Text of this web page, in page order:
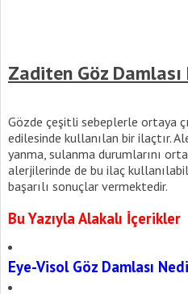
Zaditen Göz Damlası
Gözde çeşitli sebeplerle ortaya
edilesinde kullanılan bir ilaçtır.
yanma, sulanma durumlarını
alerjilerinde de bu ilaç
başarılı sonuçlar vermektedir.
Bu Yazıyla Alakalı İçerikler
Eye-Visol Göz Damlası